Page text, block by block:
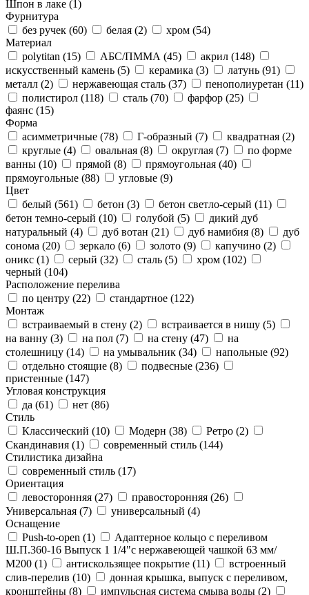
Шпон в лаке (1)
Фурнитура
без ручек (60) белая (2) хром (54)
Материал
polytitan (15) АБС/ПММА (45) акрил (148)
искусственный камень (5) керамика (3) латунь (91)
металл (2) нержавеющая сталь (37) пенополиуретан (11)
полистирол (118) сталь (70) фарфор (25)
фаянс (15)
Форма
асимметричные (78) Г-образный (7) квадратная (2)
круглые (4) овальная (8) округлая (7)
по форме
ванны (10) прямой (8) прямоугольная (40)
прямоугольные (88) угловые (9)
Цвет
белый (561) бетон (3) бетон светло-серый (11)
бетон темно-серый (10) голубой (5)
дикий дуб
натуральный (4) дуб вотан (21) дуб намибия (8)
дуб
сонома (20) зеркало (6) золото (9) капучино (2)
оникс (1) серый (32) сталь (5) хром (102)
черный (104)
Расположение перелива
по центру (22) стандартное (122)
Монтаж
встраиваемый в стену (2) встраивается в нишу (5)
на ванну (3) на пол (7) на стену (47)
на
столешницу (14) на умывальник (34) напольные (92)
отдельно стоящие (8) подвесные (236)
пристенные (147)
Угловая конструкция
да (61) нет (86)
Стиль
Классический (10) Модерн (38) Ретро (2)
Скандинавия (1) современный стиль (144)
Стилистика дизайна
современный стиль (17)
Ориентация
левосторонняя (27) правосторонняя (26)
Универсальная (7) универсальный (4)
Оснащение
Push-to-open (1)
Адаптерное кольцо с переливом
Ш.П.360-16 Выпуск 1 1/4"с нержавеющей чашкой 63 мм/
М200 (1) антискользящее покрытие (11)
встроенный
слив-перелив (10)
донная крышка, выпуск с переливом,
кронштейны (8) импульсная система смыва воды (2)